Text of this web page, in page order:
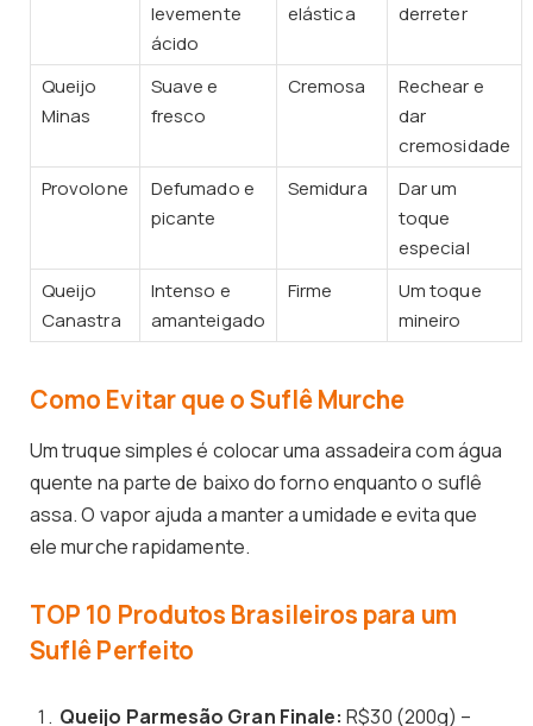
levemente
ácido
elástica
derreter
Queijo
Minas
Suave e
fresco
Cremosa
Rechear e
dar
cremosidade
Provolone
Defumado e
picante
Semidura
Dar um
toque
especial
Queijo
Canastra
Intenso e
amanteigado
Firme
Um toque
mineiro
Como Evitar que o Suflê Murche
Um truque simples é colocar uma assadeira com água
quente na parte de baixo do forno enquanto o suflê
assa. O vapor ajuda a manter a umidade e evita que
ele murche rapidamente.
TOP 10 Produtos Brasileiros para um
Suflê Perfeito
Queijo Parmesão Gran Finale: R$30 (200g) –